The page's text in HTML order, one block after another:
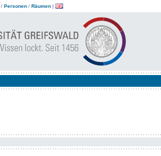
/ Personen / Räumen |